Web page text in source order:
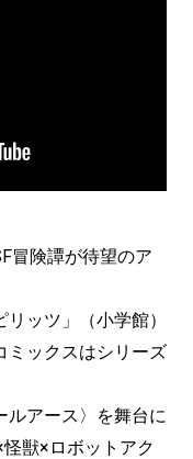
冒険譚が待望のア
ッツ」（小学館）
ミックスはシリーズ
ルアース〉を舞台に
獣×ロボットアク